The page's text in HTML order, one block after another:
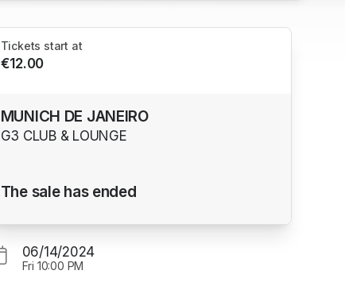
Tickets start at
€12.00
MUNICH DE JANEIRO
G3 CLUB & LOUNGE
The sale has ended
06/14/2024
Fri 10:00 PM